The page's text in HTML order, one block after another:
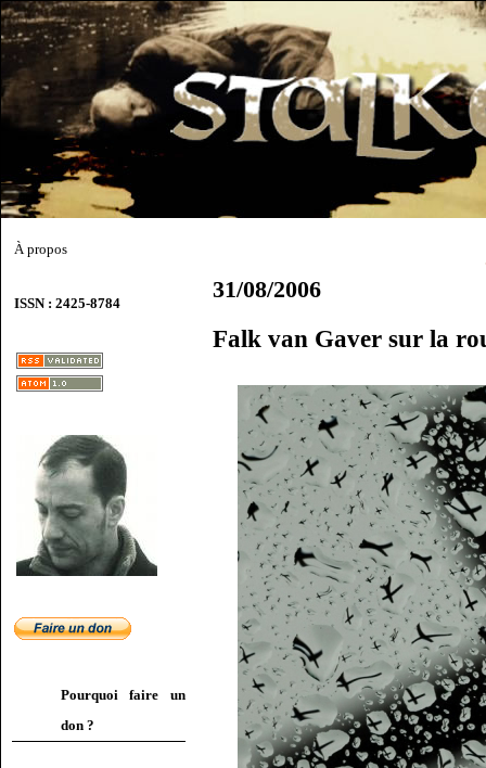
À propos
ISSN : 2425-8784
Pourquoi faire un
don ?
31/08/2006
Falk van Gaver sur la